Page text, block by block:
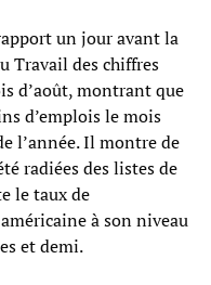
un jour avant la
Travail des chiffres
d’août, montrant que
d’emplois le mois
l’année. Il montre de
radiées des listes de
le taux de
à son niveau
et demi.